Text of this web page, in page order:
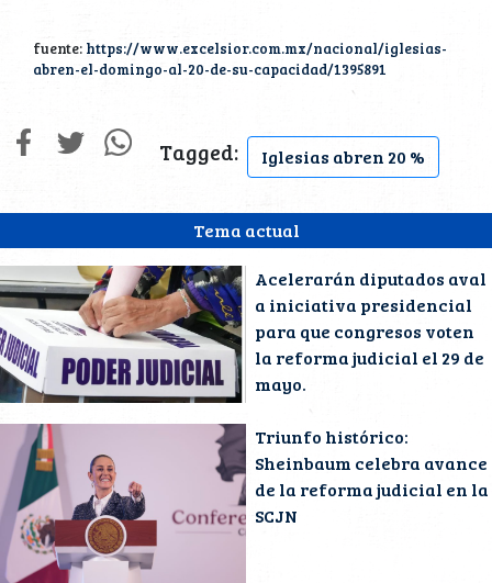
Tema actual
Acelerarán diputados aval
a iniciativa presidencial
para que congresos voten
la reforma judicial el 29 de
mayo.
Triunfo histórico:
Sheinbaum celebra avance
de la reforma judicial en la
SCJN
fuente: https://www.excelsior.com.mx/nacional/iglesias-
abren-el-domingo-al-20-de-su-capacidad/1395891
Tagged: Iglesias abren 20 %